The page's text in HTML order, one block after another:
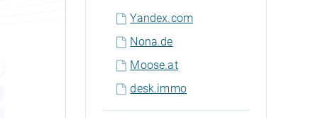
Yandex.com
Nona.de
Moose.at
desk.immo